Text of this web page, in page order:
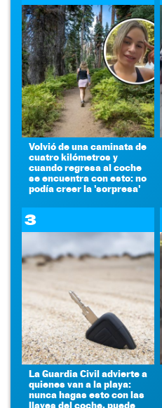
Volvió de una caminata de
cuatro kilómetros y
cuando regresa al coche
se encuentra con esto: no
podía creer la 'sorpresa'
3
La Guardia Civil advierte a
quienes van a la playa:
nunca hagas esto con las
llaves del coche, puede